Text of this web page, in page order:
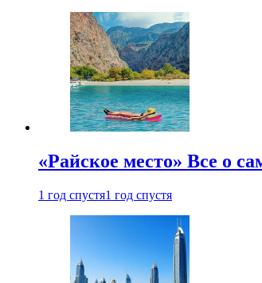
«Райское место» Все о
1 год спустя1 год спустя